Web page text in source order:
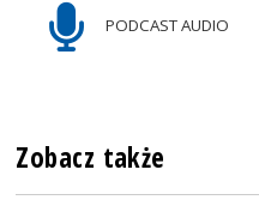
PODCAST AUDIO
Zobacz także